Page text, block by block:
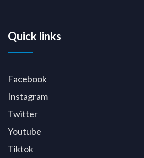
Quick links
Facebook
Instagram
Twitter
Youtube
Tiktok